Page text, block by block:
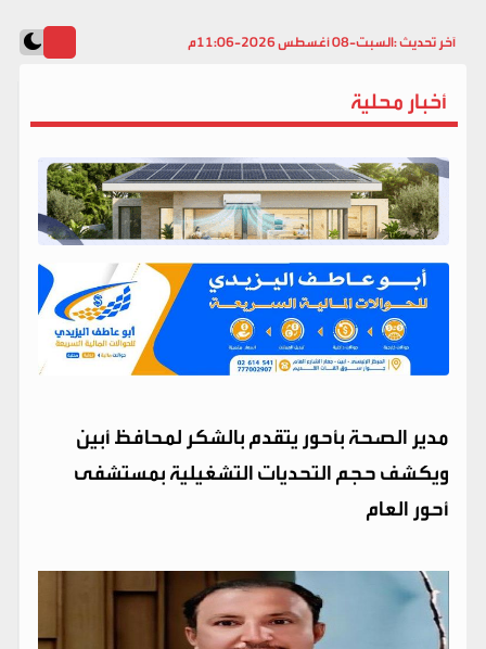
آخر تحديث :السبت-08 أغسطس 2026-11:06م
أخبار محلية
مدير الصحة بأحور يتقدم بالشكر لمحافظ أبين
ويكشف حجم التحديات التشغيلية بمستشفى
أحور العام